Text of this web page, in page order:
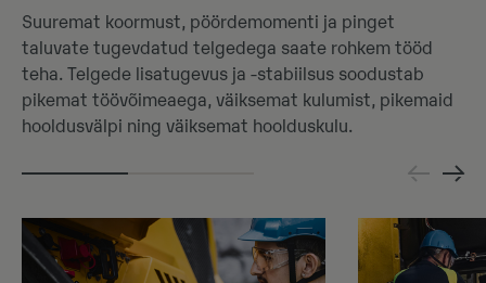
Suuremat koormust, pöördemomenti ja pinget
taluvate tugevdatud telgedega saate rohkem tööd
teha. Telgede lisatugevus ja -stabiilsus soodustab
pikemat töövõimeaega, väiksemat kulumist, pikemaid
hooldusvälpi ning väiksemat hoolduskulu.